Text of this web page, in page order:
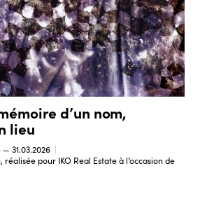
d’un nom,
lieu
— 31.03.2026
pour IKO Real Estate à l’occasion de